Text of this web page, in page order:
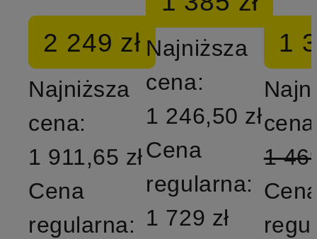
2 249 zł
Najniższa
cena:
1 911,65 zł
Cena
regularna:
Najniższa
cena:
1 246,50 zł
Cena
regularna:
1 729 zł
1
1